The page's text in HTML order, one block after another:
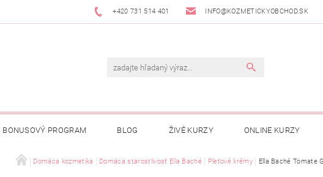
+420 731 514 401 INFO@KOZMETICKYOBCHOD.SK
BONUSOVÝ PROGRAM BLOG ŽIVÉ KURZY ONLINE KURZY
Domáca kozmetika Domáca starostlivosť Ella Baché Pleťové krémy Ella Baché Tomate